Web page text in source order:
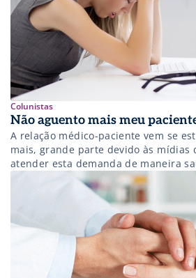
Colunistas
Não aguento mais meu
A relação médico-paciente vem se
mais, grande parte devido às mídias
atender esta demanda de maneira